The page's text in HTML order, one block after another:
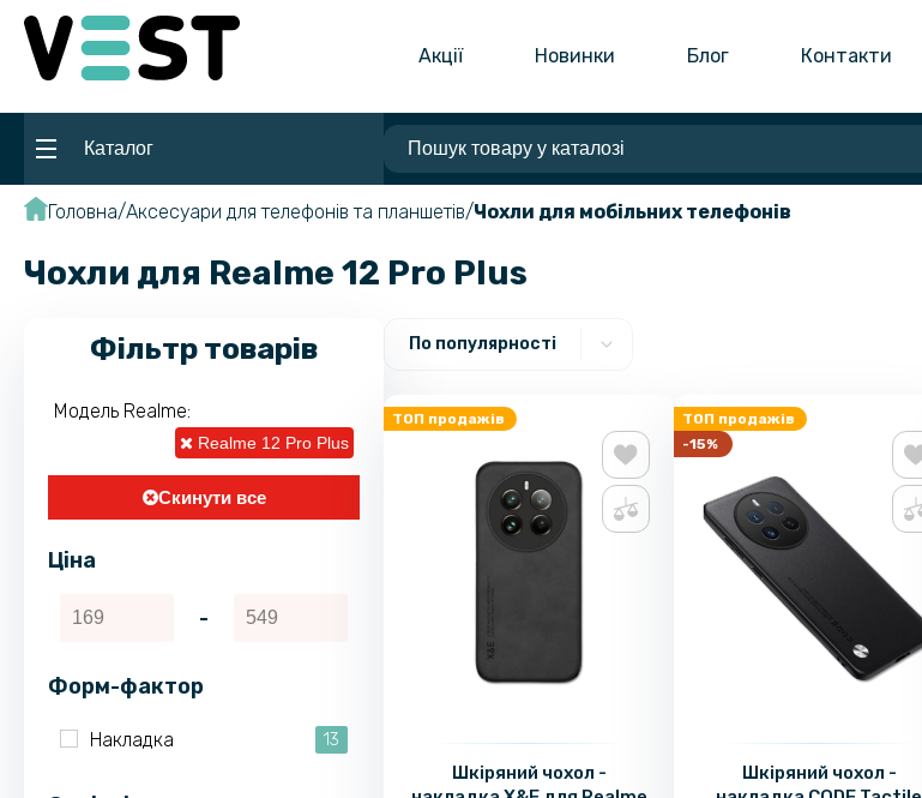
Акції Новинки Блог Контакти
Каталог
Головна Аксесуари для телефонів та планшетів Чохли для мобільних телефонів
Чохли для Realme 12 Pro Plus
Фільтр товарів
Модель Realme:
Realme 12 Pro Plus
Скинути все
Ціна
-
Форм-фактор
Накладка 13
По популярності
ТОП продажів
Шкіряний чохол -
ТОП продажів
-15%
Шкіряний чохол -